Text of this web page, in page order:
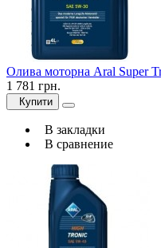
Олива моторна Aral Super
1 781 грн.
Купити
В закладки
В сравнение